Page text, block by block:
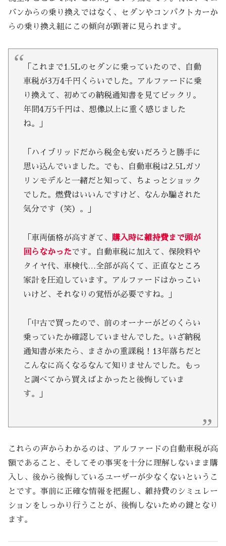
バンからの乗り換えではなく、セダンやコンパクトカーか
らの乗り換え組にこの傾向が顕著に見られます。
「これまで1.5Lのセダンに乗っていたので、自動
車税が3万4千円くらいでした。アルファードに乗
り換えて、初めての納税通知書を見てビックリ。
年間4万5千円は、想像以上に重く感じました
ね。」
「ハイブリッドだから税金も安いだろうと勝手に
思い込んでいました。でも、自動車税は2.5Lガソ
リンモデルと一緒だと知って、ちょっとショック
でした。燃費はいいんですけど、なんか騙された
気分です（笑）。」
「車両価格が高すぎて、 購入時に維持費まで頭が
回らなかったです。自動車税に加えて、保険料や
タイヤ代、車検代…全部が高くて、正直なところ
家計を圧迫しています。アルファードはかっこい
いけど、それなりの覚悟が必要ですね。」
「中古で買ったので、前のオーナーがどのくらい
乗っていたか確認していませんでした。いざ納税
通知書が来たら、まさかの重課税！13年落ちだと
こんなに高くなるなんて知りませんでした。もっ
と調べてから買えばよかったと後悔していま
す。」
これらの声からわかるのは、アルファードの自動車税が高
額であること、そしてその事実を十分に理解しないまま購
入し、後から後悔しているユーザーが少なくないというこ
とです。事前に正確な情報を把握し、維持費のシミュレー
ションをしっかり行うことが、後悔しないための鍵となり
ます。